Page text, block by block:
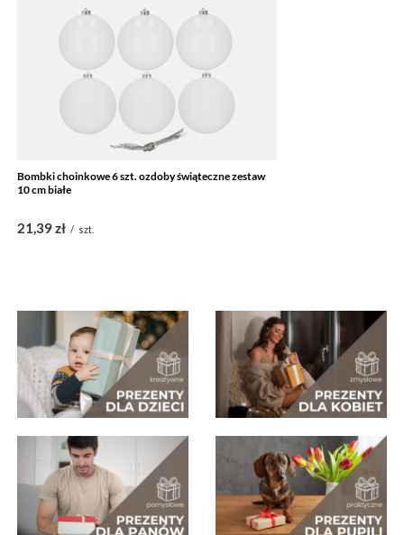
Bombki choinkowe 6 szt. ozdoby świąteczne zestaw
10 cm białe
21,39 zł / szt.